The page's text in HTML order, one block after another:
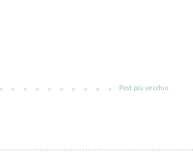
Post più vecchio